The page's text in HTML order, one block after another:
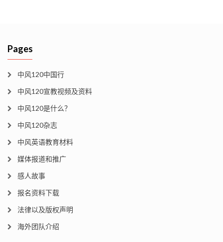
Pages
中风120中国行
中风120宣教视频及资料
中风120是什么？
中风120杂志
中风英语教育材料
媒体报道和推广
感人故事
报名资料下载
法律以及版权声明
海外团队介绍